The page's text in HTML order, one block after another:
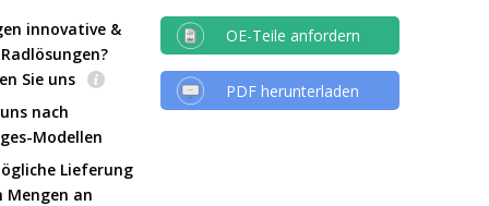
innovative &
Sie uns
nach
Modellen
Lieferung
Mengen an
OE-Teile anfordern
PDF herunterladen